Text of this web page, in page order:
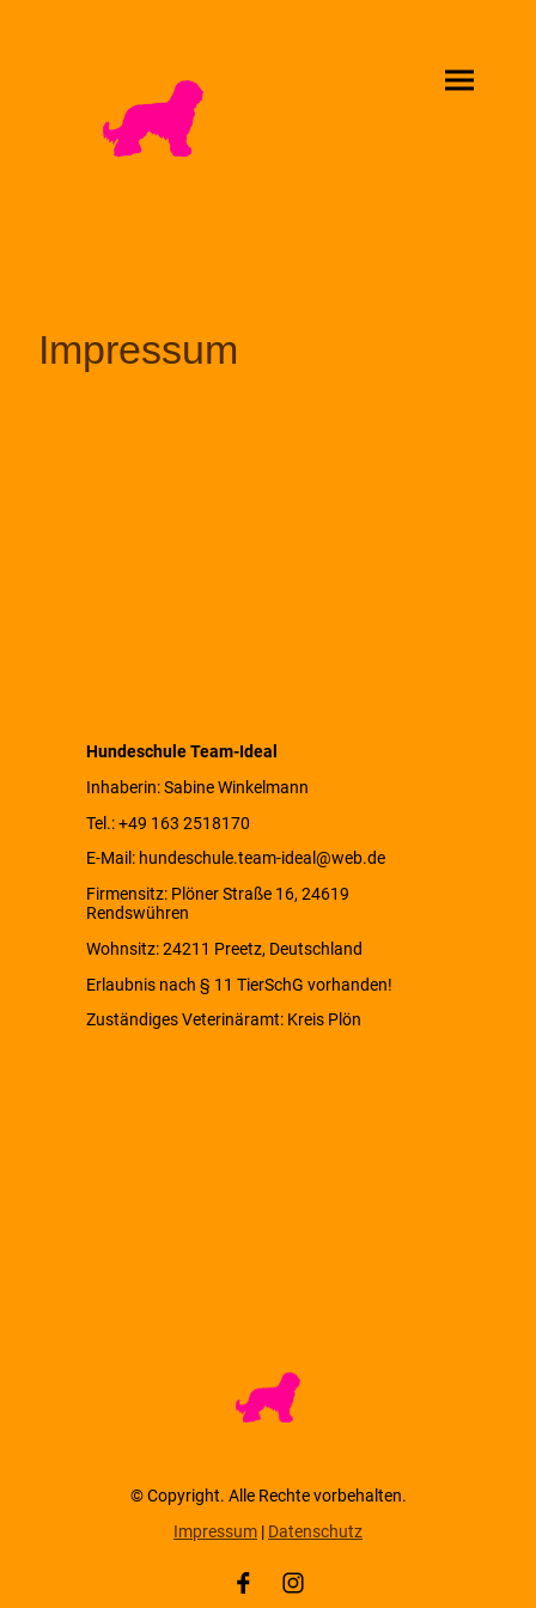
Impressum
Hundeschule Team-Ideal
Inhaberin: Sabine Winkelmann
Tel.: +49 163 2518170
E-Mail: hundeschule.team-ideal@web.de
Firmensitz: Plöner Straße 16, 24619
Rendswühren
Wohnsitz: 24211 Preetz, Deutschland
Erlaubnis nach § 11 TierSchG vorhanden!
Zuständiges Veterinäramt: Kreis Plön
© Copyright. Alle Rechte vorbehalten.
Impressum | Datenschutz